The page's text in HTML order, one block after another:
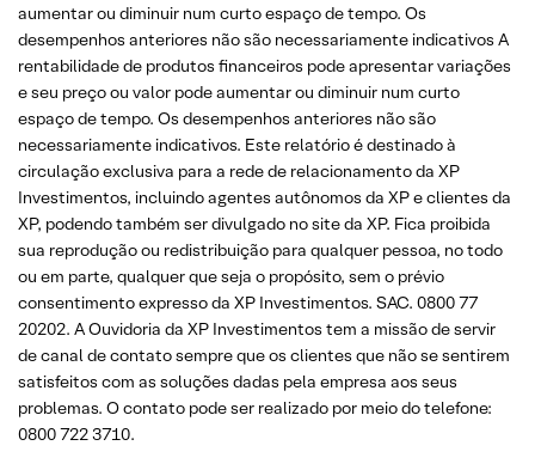
aumentar ou diminuir num curto espaço de tempo. Os
desempenhos anteriores não são necessariamente indicativos A
rentabilidade de produtos financeiros pode apresentar variações
e seu preço ou valor pode aumentar ou diminuir num curto
espaço de tempo. Os desempenhos anteriores não são
necessariamente indicativos. Este relatório é destinado à
circulação exclusiva para a rede de relacionamento da XP
Investimentos, incluindo agentes autônomos da XP e clientes da
XP, podendo também ser divulgado no site da XP. Fica proibida
sua reprodução ou redistribuição para qualquer pessoa, no todo
ou em parte, qualquer que seja o propósito, sem o prévio
consentimento expresso da XP Investimentos. SAC. 0800 77
20202. A Ouvidoria da XP Investimentos tem a missão de servir
de canal de contato sempre que os clientes que não se sentirem
satisfeitos com as soluções dadas pela empresa aos seus
problemas. O contato pode ser realizado por meio do telefone:
0800 722 3710.